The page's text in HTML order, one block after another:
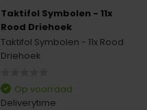
Taktifol Symbolen - 11x
Rood Driehoek
Taktifol Symbolen - 11x Rood
Driehoek
Op voorraad
Deliverytime